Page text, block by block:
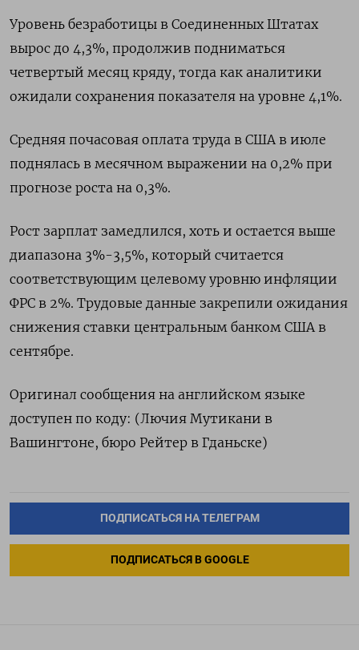
Уровень безработицы в Соединенных Штатах
вырос до 4,3%, продолжив подниматься
четвертый месяц кряду, тогда как аналитики
ожидали сохранения показателя на уровне 4,1%.
Средняя почасовая оплата труда в США в июле
поднялась в месячном выражении на 0,2% при
прогнозе роста на 0,3%.
Рост зарплат замедлился, хоть и остается выше
диапазона 3%-3,5%, который считается
соответствующим целевому уровню инфляции
ФРС в 2%. Трудовые данные закрепили ожидания
снижения ставки центральным банком США в
сентябре.
Оригинал сообщения на английском языке
доступен по коду: (Лючия Мутикани в
Вашингтоне, бюро Рейтер в Гданьске)
ПОДПИСАТЬСЯ НА ТЕЛЕГРАМ
ПОДПИСАТЬСЯ В GOOGLE